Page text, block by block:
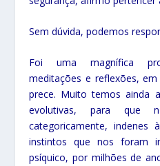
Sem dúvida, podemos
Foi uma magnífica
meditações e reflexões,
prece. Muito temos ainda
evolutivas, para que
categoricamente, indenes
instintos que nos foram
psíquico, por milhões de